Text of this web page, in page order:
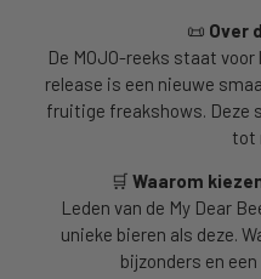
📜 Over
De MOJO-reeks staat
release is een nieuwe
fruitige freakshows. Deze
tot
🛒 Waarom
Leden van de My Dear
unieke bieren als deze.
bijzonders en